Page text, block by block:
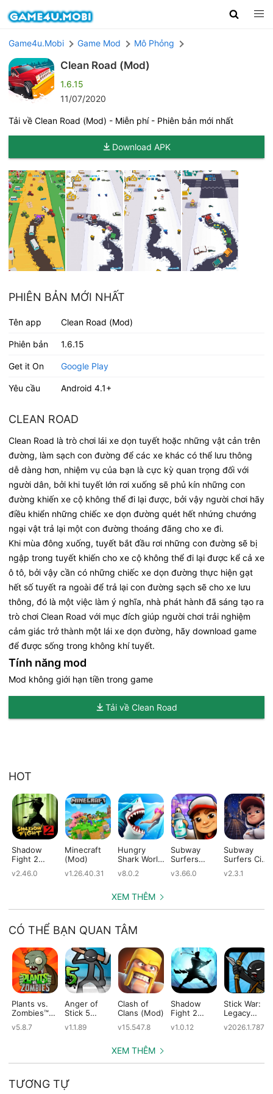
Game4u.Mobi Game Mod Mô Phỏng
Clean Road (Mod)
1.6.15
11/07/2020
Tải về Clean Road (Mod) - Miễn phí - Phiên bản mới nhất
Download APK
PHIÊN BẢN MỚI NHẤT
Tên app Clean Road (Mod)
Phiên bản 1.6.15
Get it On Google Play
Yêu cầu Android 4.1+
CLEAN ROAD
Clean Road là trò chơi lái xe dọn tuyết hoặc những vật cản trên
đường, làm sạch con đường để các xe khác có thể lưu thông
dễ dàng hơn, nhiệm vụ của bạn là cực kỳ quan trọng đối với
người dân, bởi khi tuyết lớn rơi xuống sẽ phủ kín những con
đường khiến xe cộ không thể đi lại được, bởi vậy người chơi hãy
điều khiển những chiếc xe dọn đường quét hết nhứng chướng
ngại vật trả lại một con đường thoáng đãng cho xe đi.
Khi mùa đông xuống, tuyết bắt đầu rơi những con đường sẽ bị
ngập trong tuyết khiến cho xe cộ không thể đi lại được kể cả xe
ô tô, bởi vậy cần có những chiếc xe dọn đường thực hiện gạt
hết số tuyết ra ngoài để trả lại con đường sạch sẽ cho xe lưu
thông, đó là một việc làm ý nghĩa, nhà phát hành đã sáng tạo ra
trò chơi Clean Road với mục đích giúp người chơi trải nghiệm
cảm giác trở thành một lái xe dọn đường, hãy download game
để được sống trong không khí tuyết.
Tính năng mod
Mod không giới hạn tiền trong game
Tải về Clean Road
HOT
Shadow
Fight 2
v2.46.0
Minecraft
(Mod)
v1.26.40.31
Hungry
Shark World
v8.0.2
Subway
Surfers
v3.66.0
Subway
Surfers City
v2.3.1
XEM THÊM
CÓ THỂ BẠN QUAN TÂM
Plants vs.
Zombies™
v5.8.7
Anger of
Stick 5
v1.1.89
Clash of
Clans (Mod)
v15.547.8
Shadow
Fight 2
Edition
v1.0.12
Stick War:
Legacy
v2026.1.787
XEM THÊM
TƯƠNG TỰ